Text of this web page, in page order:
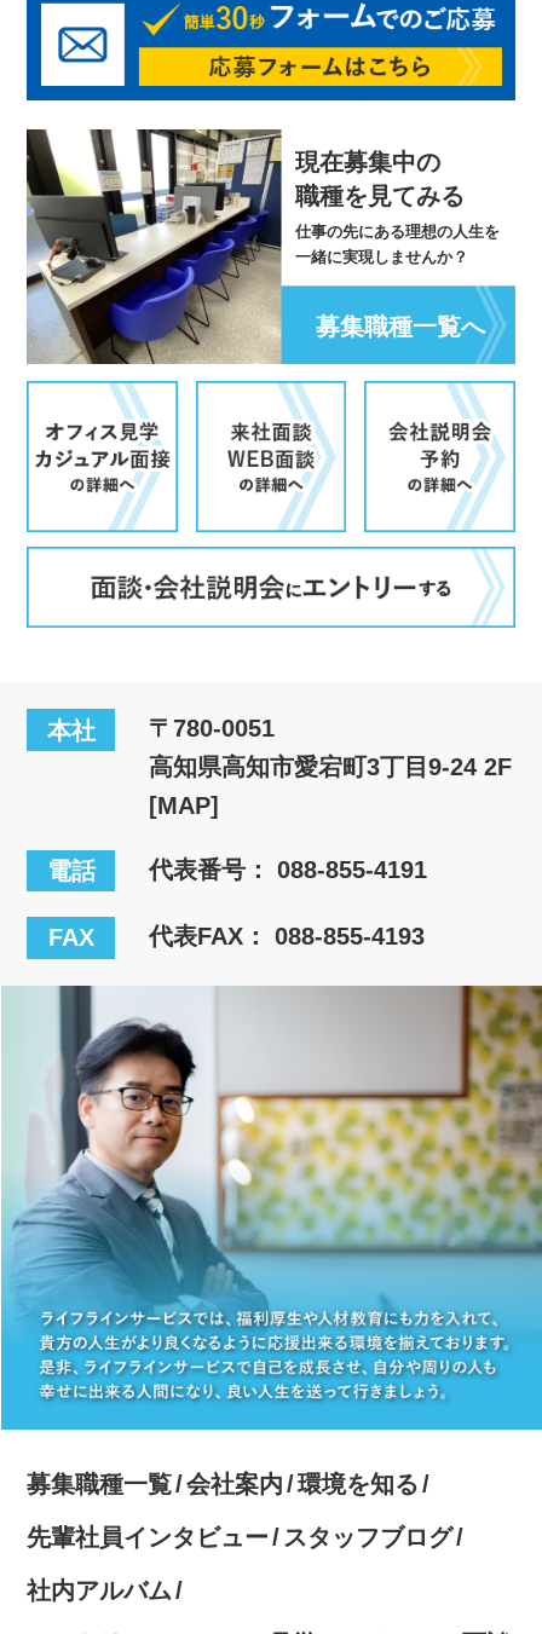
現在募集中の
職種を見てみる
仕事の先にある理想の人生を
一緒に実現しませんか？
募集職種一覧へ
本社
〒780-0051
高知県高知市愛宕町3丁目9-24 2F
[MAP]
電話 代表番号：088-855-4191
FAX 代表FAX： 088-855-4193
募集職種一覧 会社案内
環境を知る
先輩社員インタビュー
スタッフブログ
社内アルバム